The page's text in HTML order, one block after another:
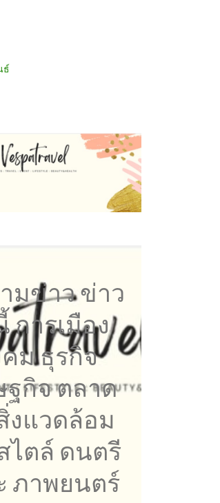
ธ์
มข่าว ข่าว
การเมือง
ม ธุรกิจ
ฐกิจ ตลาด
งแวดล้อม
ไตล์ ดนตรี
ภาพยนตร์